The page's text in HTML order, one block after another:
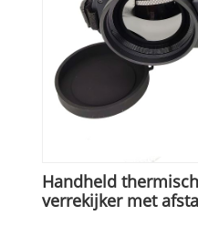
Handheld
verrekijker met